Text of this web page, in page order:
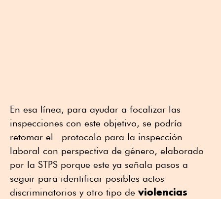
En esa línea, para ayudar a focalizar las
inspecciones con este objetivo, se podría
retomar el protocolo para la inspección
laboral con perspectiva de género, elaborado
por la STPS porque este ya señala pasos a
seguir para identificar posibles actos
discriminatorios y otro tipo de violencias